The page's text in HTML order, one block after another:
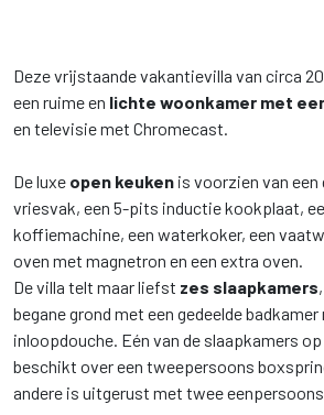
Deze vrijstaande vakantievilla van circa
een ruime en lichte woonkamer met
en televisie met Chromecast.
De luxe open keuken is voorzien van
vriesvak, een 5-pits inductie kookplaat,
koffiemachine, een waterkoker, een
oven met magnetron en een extra oven.
De villa telt maar liefst zes slaapkamers
begane grond met een gedeelde
inloopdouche. Eén van de slaapkamers op
beschikt over een tweepersoons
andere is uitgerust met twee